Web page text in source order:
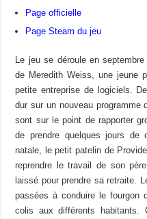
Page officielle
Page Steam du jeu
Le jeu se déroule en
de Meredith Weiss, une jeune
petite entreprise de logiciels.
dur sur un nouveau programme
sont sur le point de rapporter
de prendre quelques jours de
natale, le petit patelin de
reprendre le travail de son
laissé pour prendre sa retraite.
passées à conduire le fourgon
colis aux différents habitants.